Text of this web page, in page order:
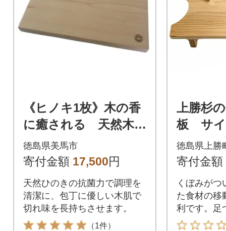
《ヒノキ1枚》木の香
に癒される 天然木
のまな板 完全手作
りのキッチン用品で
徳島県美馬市
寄付金額 17,500円
天然ひのきの抗菌力で調理を
清潔に、包丁に優しい木肌で
切れ味を長持ちさせます。
（1件）
上勝杉
板 サイ
き24×
付き
徳島県上勝
寄付金額
くぼみがつ
た食材の移
利です。足
でも使いや